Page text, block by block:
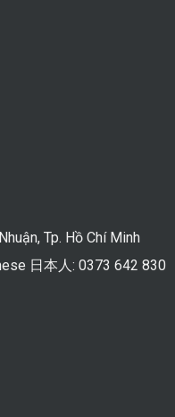
Tp. Hồ Chí Minh
日本人: 0373 642 830